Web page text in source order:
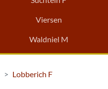
Viersen
Waldniel M
Lobberich F